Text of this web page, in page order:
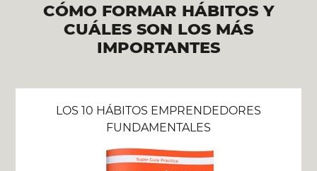
CÓMO FORMAR HÁBITOS Y
CUÁLES SON LOS MÁS
IMPORTANTES
LOS 10 HÁBITOS EMPRENDEDORES
FUNDAMENTALES